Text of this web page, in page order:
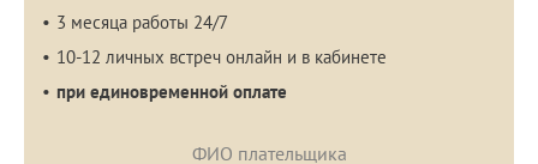
3 месяца работы 24/7
10-12 личных встреч онлайн и в кабинете
при единовременной оплате